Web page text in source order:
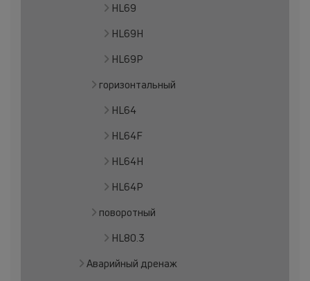
HL69
HL69H
HL69P
горизонтальный
HL64
HL64F
HL64H
HL64P
поворотный
HL80.3
Аварийный дренаж